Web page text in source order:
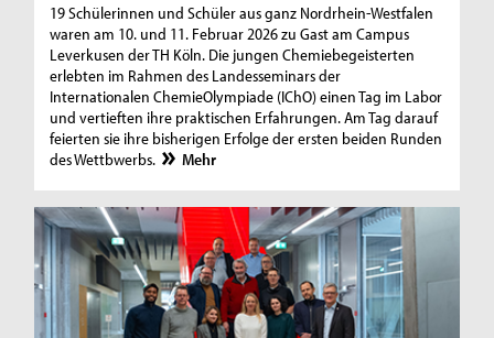
19 Schülerinnen und Schüler aus ganz Nordrhein-Westfalen
waren am 10. und 11. Februar 2026 zu Gast am Campus
Leverkusen der TH Köln. Die jungen Chemiebegeisterten
erlebten im Rahmen des Landesseminars der
Internationalen ChemieOlympiade (IChO) einen Tag im Labor
und vertieften ihre praktischen Erfahrungen. Am Tag darauf
feierten sie ihre bisherigen Erfolge der ersten beiden Runden
des Wettbwerbs.
Mehr